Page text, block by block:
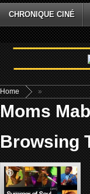
CHRONIQUE CINÉ
Home »
Moms
Browsing